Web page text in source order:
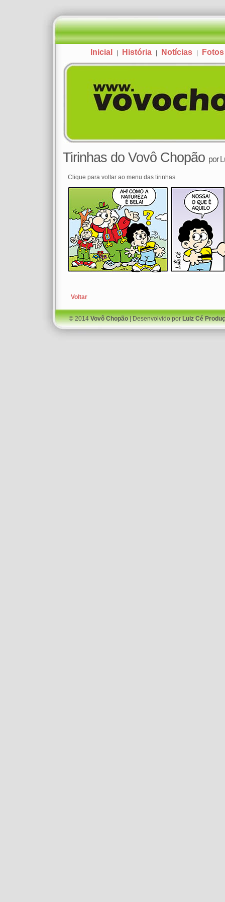
Inicial História Notícias Fotos
Tirinhas do Vovô Chopão por
Clique para voltar ao menu das tirinhas
Voltar
© 2014Vovô Chopão| Desenvolvido porLuiz Cé